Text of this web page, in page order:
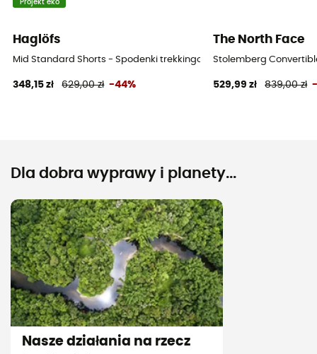
Projekt eko
Haglöfs
Mid Standard Shorts - Spodenki trekkingowe męskie
348,15 zł 629,00 zł -44%
The North Face
Stolemberg
529,99 zł 839,00 zł
Dla dobra wyprawy i planety...
Nasze działania na rzecz